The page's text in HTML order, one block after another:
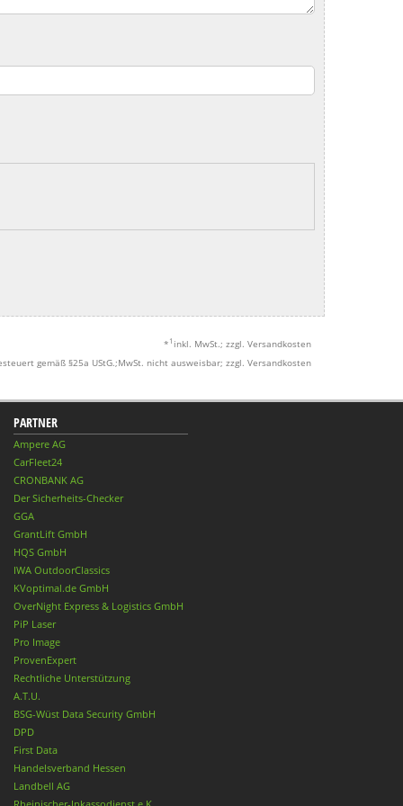
* 1 inkl. MwSt.; zzgl. Versandkosten
gemäß §25a UStG.;MwSt. nicht ausweisbar; zzgl. Versandkosten
PARTNER
Ampere AG
CarFleet24
CRONBANK AG
Der Sicherheits-Checker
GGA
GrantLift GmbH
HQS GmbH
IWA OutdoorClassics
KVoptimal.de GmbH
OverNight Express & Logistics GmbH
PiP Laser
Pro Image
ProvenExpert
Rechtliche Unterstützung
A.T.U.
BSG-Wüst Data Security GmbH
DPD
First Data
Handelsverband Hessen
Landbell AG